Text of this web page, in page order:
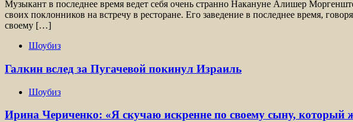
Музыкант в последнее время ведет себя очень странно Накануне Алишер
своих поклонников на встречу в ресторане. Его заведение в последнее время,
своему […]
Шоубиз
Галкин вслед за Пугачевой покинул Израиль
Шоубиз
Ирина Чериченко: «Я скучаю искренне по своему сыну, который